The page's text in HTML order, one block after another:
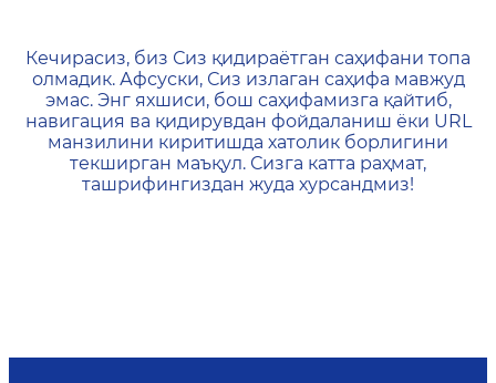
404 — Страница не
Кечирасиз, биз Сиз қидираётган саҳифани топа
олмадик. Афсуски, Сиз излаган саҳифа мавжуд
эмас. Энг яхшиси, бош саҳифамизга қайтиб,
навигация ва қидирувдан фойдаланиш ёки URL
манзилини киритишда хатолик борлигини
текширган маъқул. Сизга катта раҳмат,
ташрифингиздан жуда хурсандмиз!